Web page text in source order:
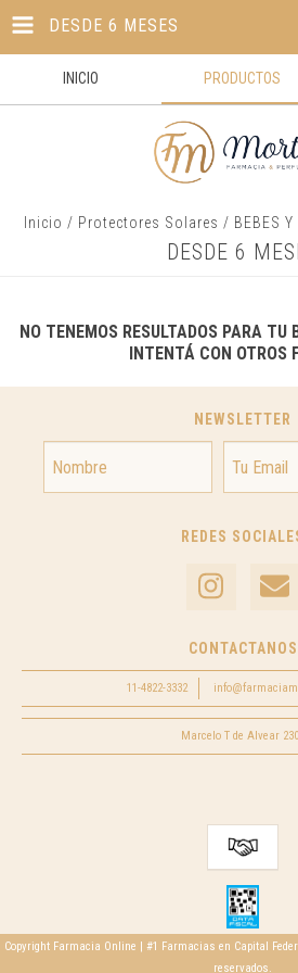
DESDE 6 MESES
INICIO PRODUCTOS
Inicio / Protectores Solares / BEBES Y
DESDE 6
NO TENEMOS RESULTADOS PARA TU
INTENTÁ CON OTROS
NEWSLETTER
REDES
CONTACTANOS
11-4822-3332
Marcelo T de Alvear
Copyright Farmacia Online | #1 Farmacias en Capital
reservados.